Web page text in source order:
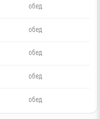
обед
обед
обед
обед
обед